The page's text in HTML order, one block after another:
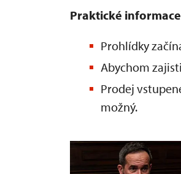
Praktické
Prohlídky
Abychom
Prodej
možný.